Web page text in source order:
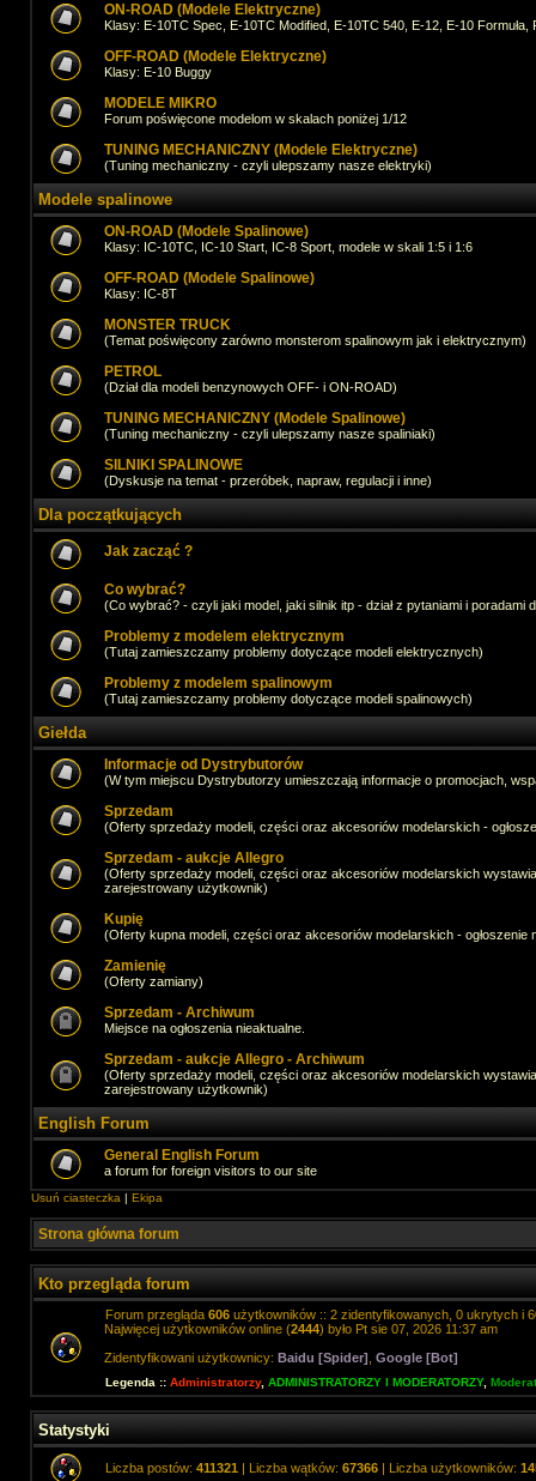
ON-ROAD (Modele Elektryczne)
Klasy: E-10TC Spec, E-10TC Modified, E-10TC 540, E-12, E-10 Formuła,
OFF-ROAD (Modele Elektryczne)
Klasy: E-10 Buggy
MODELE MIKRO
Forum poświęcone modelom w skalach poniżej 1/12
TUNING MECHANICZNY (Modele Elektryczne)
(Tuning mechaniczny - czyli ulepszamy nasze elektryki)
Modele spalinowe
ON-ROAD (Modele Spalinowe)
Klasy: IC-10TC, IC-10 Start, IC-8 Sport, modele w skali 1:5 i 1:6
OFF-ROAD (Modele Spalinowe)
Klasy: IC-8T
MONSTER TRUCK
(Temat poświęcony zarówno monsterom spalinowym jak i elektrycznym)
PETROL
(Dział dla modeli benzynowych OFF- i ON-ROAD)
TUNING MECHANICZNY (Modele Spalinowe)
(Tuning mechaniczny - czyli ulepszamy nasze spaliniaki)
SILNIKI SPALINOWE
(Dyskusje na temat - przeróbek, napraw, regulacji i inne)
Dla początkujących
Jak zacząć ?
Co wybrać?
(Co wybrać? - czyli jaki model, jaki silnik itp - dział z pytaniami i poradami
Problemy z modelem elektrycznym
(Tutaj zamieszczamy problemy dotyczące modeli elektrycznych)
Problemy z modelem spalinowym
(Tutaj zamieszczamy problemy dotyczące modeli spalinowych)
Giełda
Informacje od Dystrybutorów
(W tym miejscu Dystrybutorzy umieszczają informacje o promocjach,
Sprzedam
(Oferty sprzedaży modeli, części oraz akcesoriów modelarskich -
Sprzedam - aukcje Allegro
(Oferty sprzedaży modeli, części oraz akcesoriów modelarskich
zarejestrowany użytkownik)
Kupię
(Oferty kupna modeli, części oraz akcesoriów modelarskich -
Zamienię
(Oferty zamiany)
Sprzedam - Archiwum
Miejsce na ogłoszenia nieaktualne.
Sprzedam - aukcje Allegro - Archiwum
(Oferty sprzedaży modeli, części oraz akcesoriów modelarskich
zarejestrowany użytkownik)
English Forum
General English Forum
a forum for foreign visitors to our site
Usuń ciasteczka | Ekipa
Strona główna forum
Kto przegląda forum
Forum przegląda 606 użytkowników :: 2 zidentyfikowanych, 0 ukrytych i
Najwięcej użytkowników online (2444) było Pt sie 07, 2026 11:37 am
Zidentyfikowani użytkownicy: Baidu [Spider] Google [Bot]
Legenda :: Administratorzy, ADMINISTRATORZY I MODERATORZY,
Statystyki
Liczba postów: 411321 | Liczba wątków: 67366 | Liczba użytkowników: